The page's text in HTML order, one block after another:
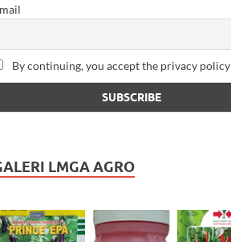
By continuing, you accept the privacy policy
LMGA AGRO